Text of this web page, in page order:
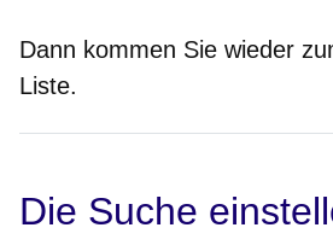
Dann kommen Sie wieder
Liste.
Die Suche